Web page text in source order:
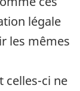
légale
les mêmes
celles-ci ne